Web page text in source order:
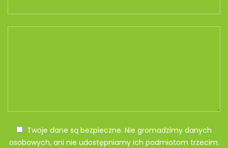
Twoje dane są bezpieczne. Nie gromadzimy danych
osobowych, ani nie udostępniamy ich podmiotom trzecim.